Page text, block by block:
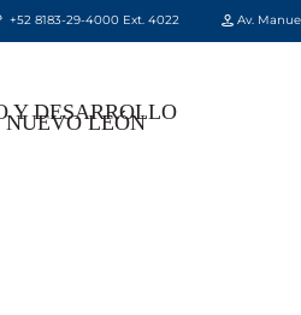
+52 8183-29-4000 Ext. 4022 Av.
LEÓN
Y DESARROLLO